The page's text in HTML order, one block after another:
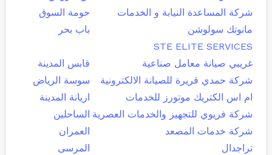
شركة المساعدة النيابة و الخدمات
حومة السوق
مانوتك سولوشن
باب بحر
STE ELITE SERVICES
غريبي صيانة معامل صناعية
قابس المدينة
شركة حمدي قريرة للصيانة الالكترونية
سوسة الرياض
ام اس الكتريك موتورز للخدمات
اريانة المدينة
شركة فريوي للتجهيز والخدمات العصرية الساحلين
شركة خدمات المصعد
العمران
تراجدال
المرسى